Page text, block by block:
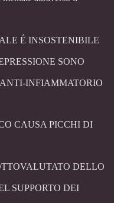
É INSOSTENIBILE
SONO
INFIAMMATORIO
CAUSA PICCHI DI
DELLO
SUPPORTO DEI